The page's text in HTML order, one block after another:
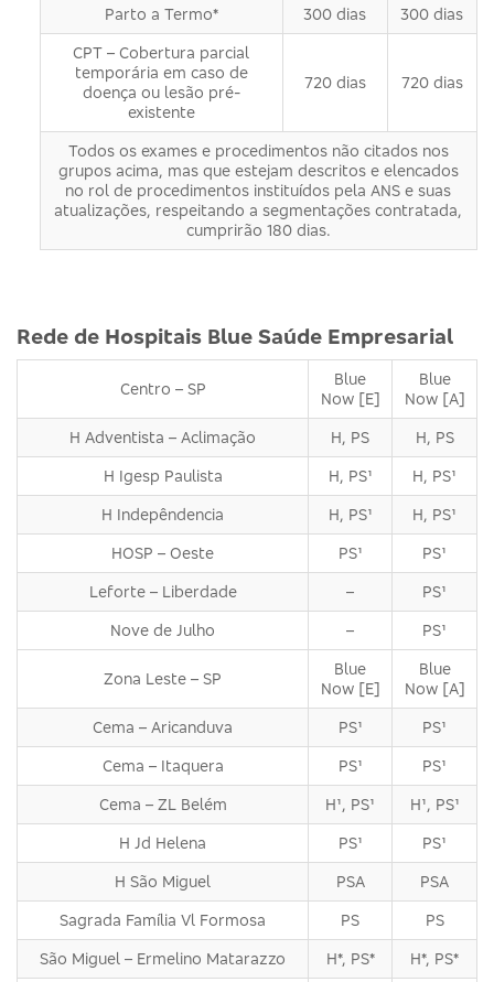
Parto a Termo* 300 dias 300 dias
CPT – Cobertura parcial
temporária em caso de
doença ou lesão pré-
existente
720 dias 720 dias
Todos os exames e procedimentos não citados nos
grupos acima, mas que estejam descritos e elencados
no rol de procedimentos instituídos pela ANS e suas
atualizações, respeitando a segmentações contratada,
cumprirão 180 dias.
Rede de Hospitais Blue Saúde Empresarial
Centro – SP
Blue
Now [E]
Blue
Now [A]
H Adventista – Aclimação H, PS H, PS
H Igesp Paulista H, PS¹ H, PS¹
H Indepêndencia H, PS¹ H, PS¹
HOSP – Oeste PS¹ PS¹
Leforte – Liberdade – PS¹
Nove de Julho – PS¹
Zona Leste – SP
Blue
Now [E]
Blue
Now [A]
Cema – Aricanduva PS¹ PS¹
Cema – Itaquera PS¹ PS¹
Cema – ZL Belém H¹, PS¹ H¹, PS¹
H Jd Helena PS¹ PS¹
H São Miguel PSA PSA
Sagrada Família Vl Formosa PS PS
São Miguel – Ermelino Matarazzo H*, PS* H*, PS*